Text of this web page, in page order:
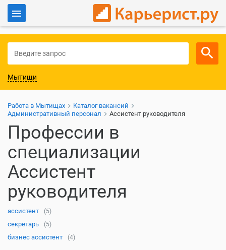
Для работодателей
Мытищи
Работа в Мытищах
Каталог вакансий
Административный персонал
Ассистент руководителя
Профессии в
специализации
Ассистент
руководителя
ассистент (5)
секретарь (5)
бизнес ассистент (4)